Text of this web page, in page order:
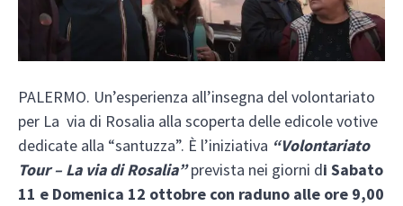
PALERMO. Un’esperienza all’insegna del volontariato
per La via di Rosalia alla scoperta delle edicole votive
dedicate alla “santuzza”. È l’iniziativa “Volontariato
Tour – La via di Rosalia”prevista nei giorni di Sabato
11 e Domenica 12 ottobre con raduno alle ore 9,00